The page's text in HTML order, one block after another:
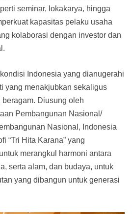
seminar, lokakarya, hingga
kapasitas pelaku usaha
kolaborasi dengan investor dan
Indonesia yang dianugerahi
yang menakjubkan sekaligus
Diusung oleh
Pembangunan Nasional/
Nasional, Indonesia
“Tri Hita Karana” yang
merangkul harmoni antara
serta alam, dan budaya, untuk
yang dibangun untuk generasi